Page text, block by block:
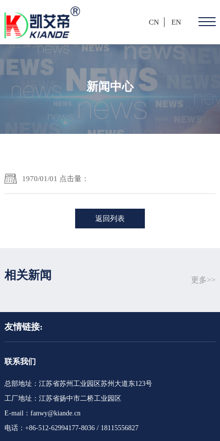
CN EN
新闻中心
1970/01/01 点击量：
返回列表
更多>>
相关新闻
友情链接:
联系我们
总部地址：江苏省苏州工业园区苏州大道东123号
工厂地址：江苏省扬中市二桥工业园区
E-mail：fanwy@kiande.cn
电话：+86-512-62994177-8036 / 18115556827